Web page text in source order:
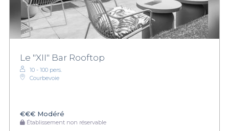
Le "XII" Bar Rooftop
10 - 100 pers.
Courbevoie
€€€ Modéré
Établissement non réservable